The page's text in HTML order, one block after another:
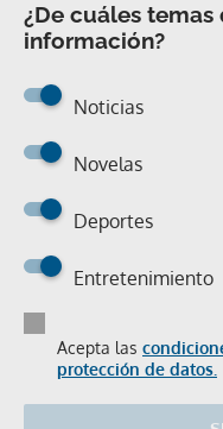
¿De cuáles
información?
Noticias
Novelas
Deportes
Entretenimiento
Acepta las
protección de datos.